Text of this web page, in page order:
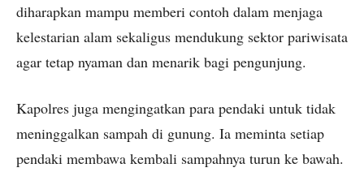
diharapkan mampu memberi contoh dalam menjaga
kelestarian alam sekaligus mendukung sektor pariwisata
agar tetap nyaman dan menarik bagi pengunjung.
Kapolres juga mengingatkan para pendaki untuk tidak
meninggalkan sampah di gunung. Ia meminta setiap
pendaki membawa kembali sampahnya turun ke bawah.